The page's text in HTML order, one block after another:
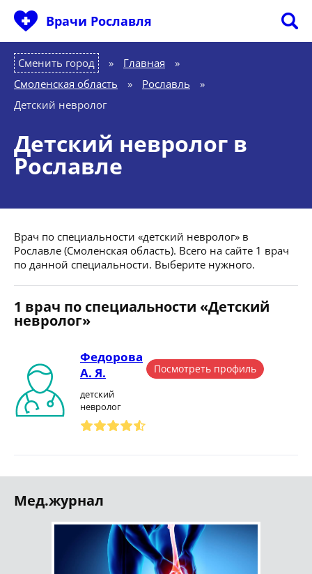
Врачи Рославля
Сменить город Главная
»
Смоленская область
» Рославль
»
Детский невролог
Детский невролог в
Рославле
Врач по специальности «детский невролог» в
Рославле (Смоленская область). Всего на сайте 1 врач
по данной специальности. Выберите нужного.
1 врач по специальности «Детский
невролог»
Федорова
А. Я.
детский
невролог
Посмотреть профиль
Мед.журнал